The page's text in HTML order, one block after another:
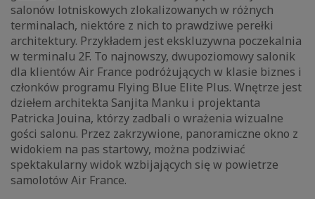
salonów lotniskowych zlokalizowanych w różnych
terminalach, niektóre z nich to prawdziwe perełki
architektury. Przykładem jest ekskluzywna poczekalnia
w terminalu 2F. To najnowszy, dwupoziomowy salonik
dla klientów Air France podróżujących w klasie biznes i
członków programu Flying Blue Elite Plus. Wnętrze jest
dziełem architekta Sanjita Manku i projektanta
Patricka Jouina, którzy zadbali o wrażenia wizualne
gości salonu. Przez zakrzywione, panoramiczne okno z
widokiem na pas startowy, można podziwiać
spektakularny widok wzbijających się w powietrze
samolotów Air France.